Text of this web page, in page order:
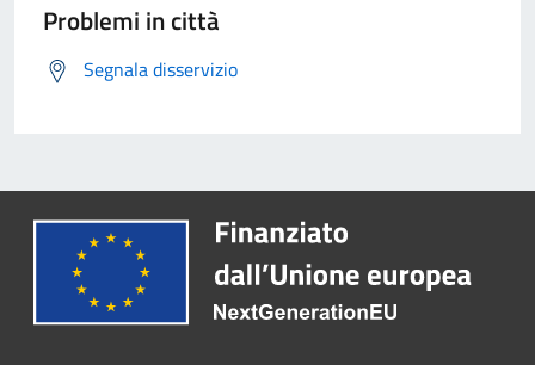
Problemi in città
Segnala disservizio